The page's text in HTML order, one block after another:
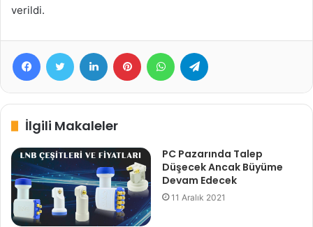
verildi.
FacebookTwitter LinkedIn Pinterest WhatsApp
İlgili Makaleler
PC Pazarında Talep
Düşecek Ancak Büyüme
Devam Edecek
11 Aralık 2021